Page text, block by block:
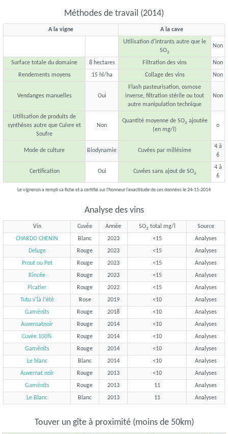
Méthodes de travail (2014)
A la vigne
A la cave
Utilisation d'intrants autre que le
SO2
Non
Surface totale du domaine 8 hectares Filtration des vins
Non
Rendements moyens
15 hl/ha Collage des vins Non
Vendanges manuelles Oui
Flash pasteurisation, osmose
inverse, filtration stérile ou tout
autre manipulation technique
Non
Utilisation de produits de
synthèses autre que Cuivre et
Soufre
Non
Quantité moyenne de SO2 ajoutée
(en mg/l)
o
Mode de culture Biodynamie Cuvées par millésime
4 à
6
Certification Oui Cuvées sans ajout de SO2
4 à
6
Le vigneron a rempli sa fiche et a certifié sur l'honneur l'exactitude de ces données le 24-11-2014
Analyse des vins
Vin Cuvée Année SO2 total mg/l
Source
CHARDO CHENIN
Blanc 2023 <15
Analyses
Deluge
Rouge 2023 <15
Analyses
Prout ou Pet
Rouge 2023 <15
Analyses
Rincée
Rouge 2023 <15
Analyses
Picatier
Rouge 2022 <15
Analyses
Tutu v'là l'été
Rose 2019 <10
Analyses
Gaménits
Rouge 2018 <10
Analyses
Auvernatnoir
Rouge 2014 <10
Analyses
Cuvée 100%
Rouge 2014 <10
Analyses
Gaménits
Rouge 2014 <10
Analyses
Le blanc
Blanc 2014 <10
Analyses
Auvernat noir
Rouge 2013 <10
Analyses
Gaménits
Rouge 2013 11
Analyses
Le Blanc
Blanc 2013 11 Analyses
Touver un gîte à proximité (moins de 50km)